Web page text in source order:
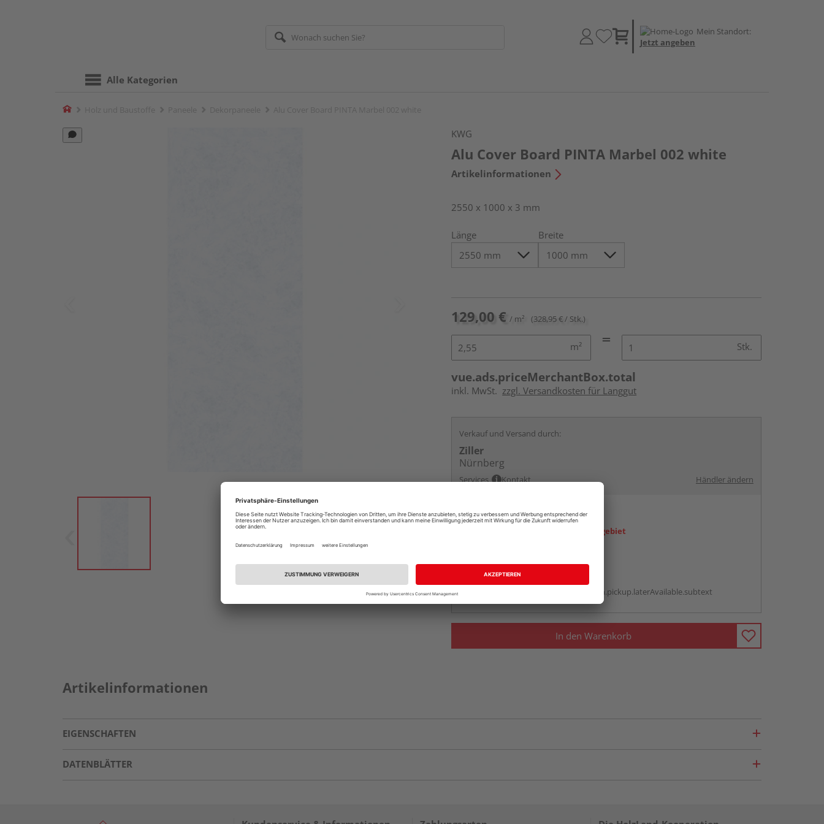
Mein Standort:
Jetzt angeben
Alle Kategorien
Home
KWG
Alu Cover Board PINTA Marbel 002 white
Artikelinformationen
2550 x 1000 x 3 mm
Länge Breite
129,00 € / m² (328,95 € / Stk.)
m² Stk.
vue.ads.priceMerchantBox.total
inkl. MwSt. zzgl. Versandkosten für Langgut
Verkauf und Versand durch:
Ziller
Nürnberg
Services Kontakt Händler ändern
Online bestellen
Ihr Standort ist nicht im Liefergebiet
Beim Händler abholen
vue.ads.priceMerchantBox.option.pickup.laterAvailable.subtext
In den Warenkorb
Artikelinformationen
EIGENSCHAFTEN
DATENBLÄTTER